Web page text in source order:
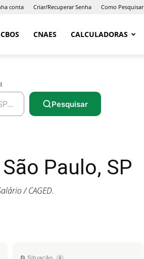
conta Criar/Recuperar Senha Como Pesquisar
CBOS CNAES CALCULADORAS
Pesquisar
Paulo, SP
/ CAGED.